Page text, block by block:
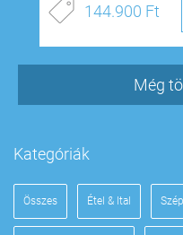
144.900 Ft
Még
Kategóriák
Összes Étel & Ital